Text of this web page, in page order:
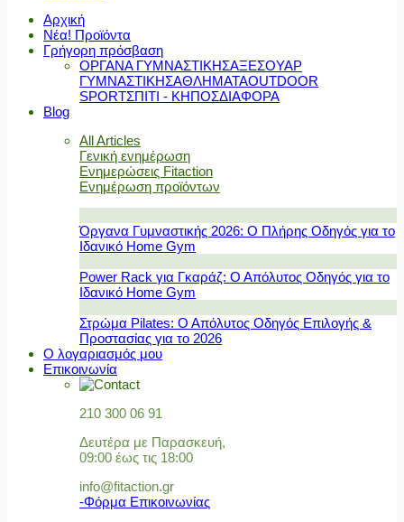
Αρχική
Νέα! Προϊόντα
Γρήγορη πρόσβαση
ΟΡΓΑΝΑ ΓΥΜΝΑΣΤΙΚΗΣΑΞΕΣΟΥΑΡ
ΓΥΜΝΑΣΤΙΚΗΣΑΘΛΗΜΑΤΑOUTDOOR
SPORTΣΠΙΤΙ - ΚΗΠΟΣΔΙΑΦΟΡΑ
Blog
All Articles
Γενική ενημέρωση
Ενημερώσεις Fitaction
Ενημέρωση προϊόντων
Όργανα Γυμναστικής 2026: Ο Πλήρης Οδηγός για το
Ιδανικό Home Gym
Power Rack για Γκαράζ: Ο Απόλυτος Οδηγός για το
Ιδανικό Home Gym
Στρώμα Pilates: Ο Απόλυτος Οδηγός Επιλογής &
Προστασίας για το 2026
Ο λογαριασμός μου
Επικοινωνία
210 300 06 91
Δευτέρα με Παρασκευή,
09:00 έως τις 18:00
info@fitaction.gr
-Φόρμα Επικοινωνίας